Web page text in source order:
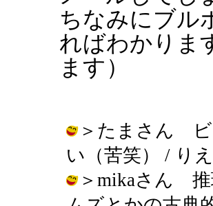
ちなみにブル
ればわかりま
ます）
＞たまさん ビ
い（苦笑） / り
＞mikaさん 推